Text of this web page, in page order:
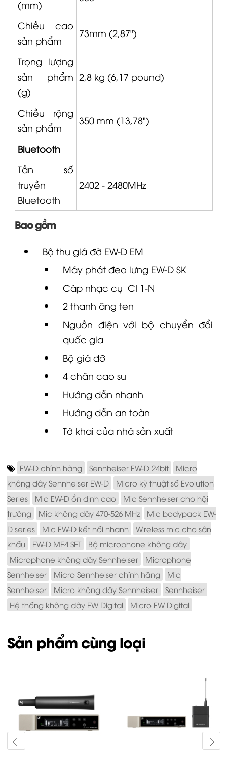
(mm)
Chiều cao
sản phẩm
73mm (2,87")
Trọng lượng
sản phẩm
(g)
2,8 kg (6,17 pound)
Chiều rộng
sản phẩm
350 mm (13,78")
Bluetooth
Tần số
truyền
Bluetooth
2402 - 2480MHz
Bao gồm
Bộ thu giá đỡ EW-DEM
Máy phát đeo lưng EW-DSK
Cáp nhạc cụ CI 1-N
2 thanh ăng ten
Nguồn điện với bộ chuyển đổi
quốc gia
Bộ giá đỡ
4 chân cao su
Hướng dẫn nhanh
Hướng dẫn an toàn
Tờ khai của nhà sản xuất
EW-D chính hãng Sennheiser EW-D 24bit
Micro
không dây Sennheiser EW-D
Micro kỹ thuật số Evolution
Series
Mic EW-D ổn định cao
Mic Sennheiser cho hội
trường
Mic không dây 470-526 MHz
Mic bodypack EW-
D series
Mic EW-D kết nối nhanh
Wireless mic cho sân
khấu
EW-D ME4 SET
Bộ microphone không dây
Microphone không dây Sennheiser
Microphone
Sennheiser
Micro Sennheiser chính hãng
Mic
Sennheiser
Micro không dây Sennheiser
Sennheiser
Hệ thống không dây EW Digital
Micro EW Digital
Sản phẩm cùng loại